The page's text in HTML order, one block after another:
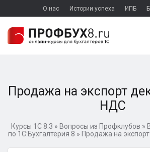
О нас Истории успеха ИПБ
Продажа на экспорт
НДС
Курсы 1С 8.3 » Вопросы из Профклубов »
по 1С:Бухгалтерия 8 » Продажа на